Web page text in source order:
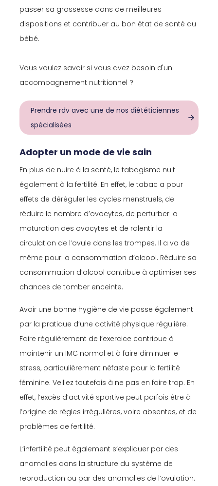
passer sa grossesse dans de meilleures
dispositions et contribuer au bon état de santé du
bébé.
Vous voulez savoir si vous avez besoin d'un
accompagnement nutritionnel ?
Prendre rdv avec une de nos diététiciennes
spécialisées
Adopter un mode de vie sain
En plus de nuire à la santé, le tabagisme nuit
également à la fertilité. En effet, le tabac a pour
effets de déréguler les cycles menstruels, de
réduire le nombre d’ovocytes, de perturber la
maturation des ovocytes et de ralentir la
circulation de l’ovule dans les trompes. Il a va de
même pour la consommation d’alcool. Réduire sa
consommation d’alcool contribue à optimiser ses
chances de tomber enceinte.
Avoir une bonne hygiène de vie passe également
par la pratique d’une activité physique régulière.
Faire régulièrement de l’exercice contribue à
maintenir un IMC normal et à faire diminuer le
stress, particulièrement néfaste pour la fertilité
féminine. Veillez toutefois à ne pas en faire trop. En
effet, l’excès d’activité sportive peut parfois être à
l’origine de règles irrégulières, voire absentes, et de
problèmes de fertilité.
L’infertilité peut également s’expliquer par des
anomalies dans la structure du système de
reproduction ou par des anomalies de l’ovulation.